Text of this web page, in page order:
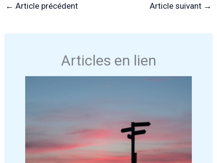
← Article précédent Article suivant →
Articles en lien